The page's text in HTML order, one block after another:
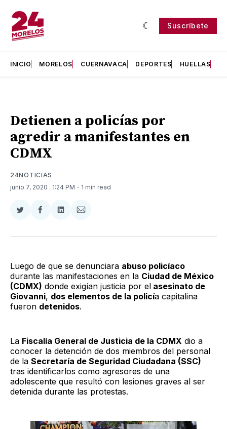
Suscríbete
INICIO MORELOS CUERNAVACA DEPORTES HUELLAS
Detienen a policías por
agredir a manifestantes en
CDMX
24NOTICIAS
junio 7, 2020 . 1:24 PM - 1 min read
Compartir
Twitter
Compartir
Facebook
Compartir
LinkedIn
Compartir
Email
Luego de que se denunciara abuso policíaco
durante las manifestaciones en la Ciudad de México
(CDMX) donde exigían justicia por el asesinato de
Giovanni, dos elementos de la policía capitalina
fueron detenidos.
La Fiscalía General de Justicia de la CDMX dio a
conocer la detención de dos miembros del personal
de la Secretaría de Seguridad Ciudadana (SSC)
tras identificarlos como agresores de una
adolescente que resultó con lesiones graves al ser
detenida durante las protestas.